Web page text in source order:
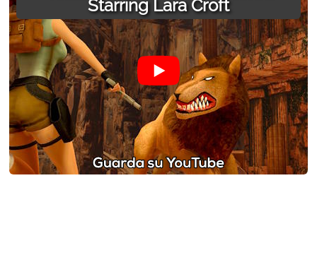
Starring Lara Croft